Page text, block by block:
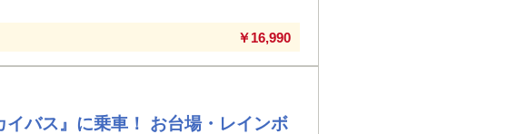
￥16,990
イバス』に乗車！ お台場・レインボ